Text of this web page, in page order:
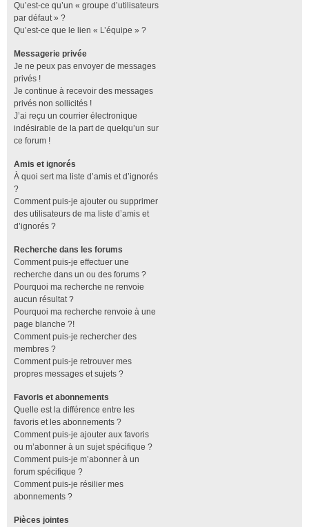
Qu’est-ce qu’un « groupe d’utilisateurs
par défaut » ?
Qu’est-ce que le lien « L’équipe » ?
Messagerie privée
Je ne peux pas envoyer de messages
privés !
Je continue à recevoir des messages
privés non sollicités !
J’ai reçu un courrier électronique
indésirable de la part de quelqu’un sur
ce forum !
Amis et ignorés
À quoi sert ma liste d’amis et d’ignorés
?
Comment puis-je ajouter ou supprimer
des utilisateurs de ma liste d’amis et
d’ignorés ?
Recherche dans les forums
Comment puis-je effectuer une
recherche dans un ou des forums ?
Pourquoi ma recherche ne renvoie
aucun résultat ?
Pourquoi ma recherche renvoie à une
page blanche ?!
Comment puis-je rechercher des
membres ?
Comment puis-je retrouver mes
propres messages et sujets ?
Favoris et abonnements
Quelle est la différence entre les
favoris et les abonnements ?
Comment puis-je ajouter aux favoris
ou m’abonner à un sujet spécifique ?
Comment puis-je m’abonner à un
forum spécifique ?
Comment puis-je résilier mes
abonnements ?
Pièces jointes